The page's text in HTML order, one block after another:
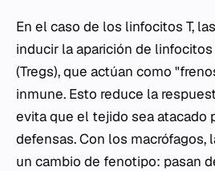
En el caso de los linfocitos T,
inducir la aparición de
(Tregs), que actúan como
inmune. Esto reduce la
evita que el tejido sea atacado
defensas. Con los macrófagos,
un cambio de fenotipo: pasan